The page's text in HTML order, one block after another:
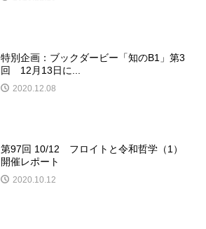
特別企画：ブックダービー「知のB1」第3
回 12月13日に...
2020.12.08
第97回 10/12 フロイトと令和哲学（1）
開催レポート
2020.10.12